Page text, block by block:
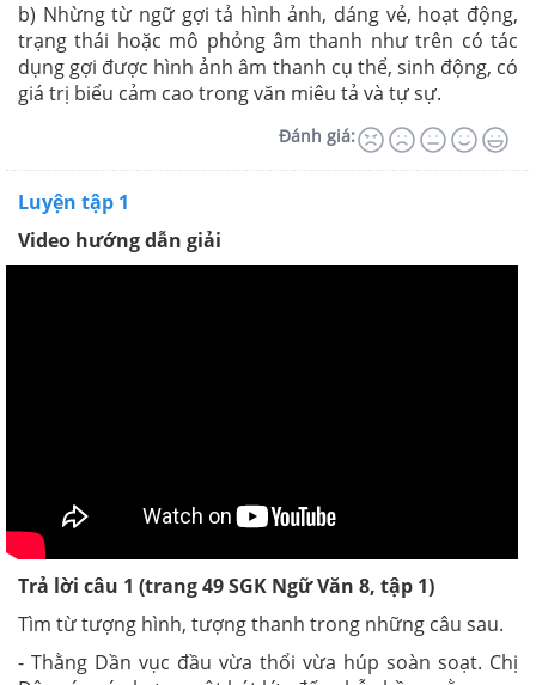
b) Nhừng từ ngữ gợi tả hình ảnh, dáng vẻ, hoạt động,
trạng thái hoặc mô phỏng âm thanh như trên có tác
dụng gợi được hình ảnh âm thanh cụ thể, sinh động, có
giá trị biểu cảm cao trong văn miêu tả và tự sự.
Đánh giá:
Luyện tập 1
Video hướng dẫn giải
Trả lời câu 1 (trang 49 SGK Ngữ Văn 8, tập 1)
Tìm từ tượng hình, tượng thanh trong những câu sau.
- Thằng Dần vục đầu vừa thổi vừa húp soàn soạt. Chị